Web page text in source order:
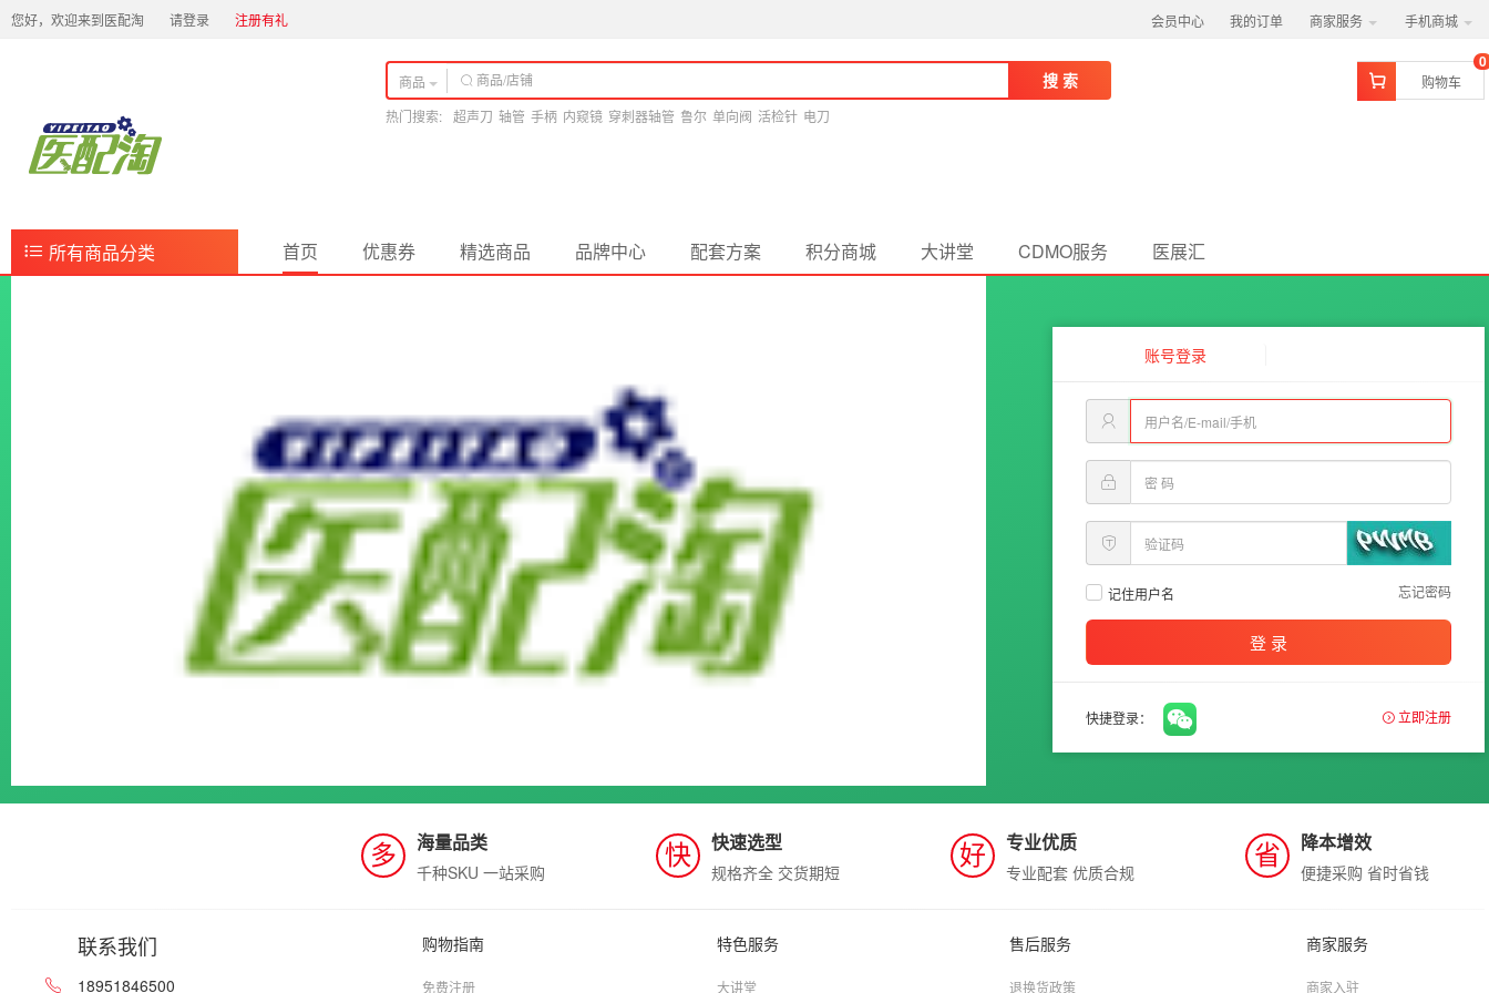
您好，欢迎来到医配淘 请登录 注册有礼 会员中心 我的订单 商家服务 手机商城
商品 搜 索
热门搜索: 超声刀 轴管 手柄 内窥镜 穿刺器轴管 鲁尔 单向阀 活检针 电刀
购物车
0
所有商品分类 首页 优惠券 精选商品 品牌中心 配套方案 积分商城 大讲堂 CDMO服务 医展汇
账号登录
记住用户名 忘记密码
登 录
快捷登录： 立即注册
多 海量品类
千种SKU 一站采购
快 快速选型
规格齐全 交货期短
好 专业优质
专业配套 优质合规
省 降本增效
便捷采购 省时省钱
联系我们
18951846500
购物指南
免费注册
特色服务
大讲堂
售后服务
退换货政策
商家服务
商家入驻